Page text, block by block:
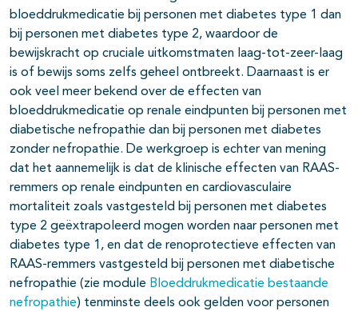
bloeddrukmedicatie bij personen met diabetes type 1 dan
bij personen met diabetes type 2, waardoor de
bewijskracht op cruciale uitkomstmaten laag-tot-zeer-laag
is of bewijs soms zelfs geheel ontbreekt. Daarnaast is er
ook veel meer bekend over de effecten van
bloeddrukmedicatie op renale eindpunten bij personen met
diabetische nefropathie dan bij personen met diabetes
zonder nefropathie. De werkgroep is echter van mening
dat het aannemelijk is dat de klinische effecten van RAAS-
remmers op renale eindpunten en cardiovasculaire
mortaliteit zoals vastgesteld bij personen met diabetes
type 2 geëxtrapoleerd mogen worden naar personen met
diabetes type 1, en dat de renoprotectieve effecten van
RAAS-remmers vastgesteld bij personen met diabetische
nefropathie (zie module Bloeddrukmedicatie bestaande
nefropathie) tenminste deels ook gelden voor personen